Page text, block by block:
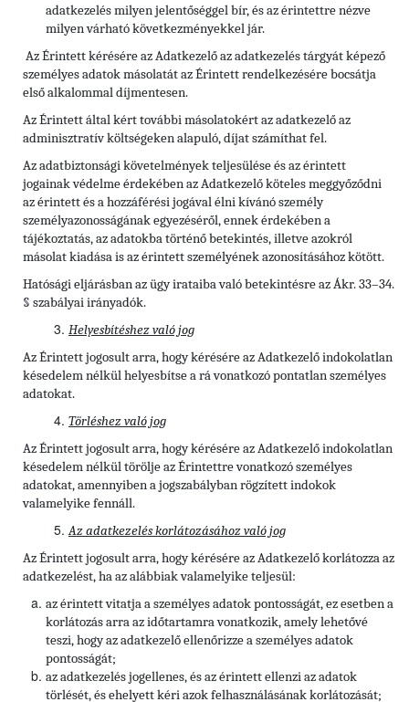
adatkezelés milyen jelentőséggel bír, és az érintettre nézve
milyen várható következményekkel jár.
Az Érintett kérésére az Adatkezelő az adatkezelés tárgyát képező
személyes adatok másolatát az Érintett rendelkezésére bocsátja
első alkalommal díjmentesen.
Az Érintett által kért további másolatokért az adatkezelő az
adminisztratív költségeken alapuló, díjat számíthat fel.
Az adatbiztonsági követelmények teljesülése és az érintett
jogainak védelme érdekében az Adatkezelő köteles meggyőződni
az érintett és a hozzáférési jogával élni kívánó személy
személyazonosságának egyezéséről, ennek érdekében a
tájékoztatás, az adatokba történő betekintés, illetve azokról
másolat kiadása is az érintett személyének azonosításához kötött.
Hatósági eljárásban az ügy irataiba való betekintésre az Ákr. 33–34.
§ szabályai irányadók.
Helyesbítéshez való jog
Az Érintett jogosult arra, hogy kérésére az Adatkezelő indokolatlan
késedelem nélkül helyesbítse a rá vonatkozó pontatlan személyes
adatokat.
Törléshez való jog
Az Érintettjogosult arra, hogy kérésére az Adatkezelő indokolatlan
késedelem nélkül törölje az Érintettre vonatkozó személyes
adatokat, amennyiben a jogszabályban rögzített indokok
valamelyike fennáll.
Az adatkezelés korlátozásához való jog
Az Érintett jogosult arra, hogy kérésére az Adatkezelő korlátozza az
adatkezelést, ha az alábbiak valamelyike teljesül:
az érintett vitatja a személyes adatok pontosságát, ez esetben a
korlátozás arra az időtartamra vonatkozik, amely lehetővé
teszi, hogy az adatkezelő ellenőrizze a személyes adatok
pontosságát;
az adatkezelés jogellenes, és az érintett ellenzi az adatok
törlését, és ehelyett kéri azok felhasználásának korlátozását;